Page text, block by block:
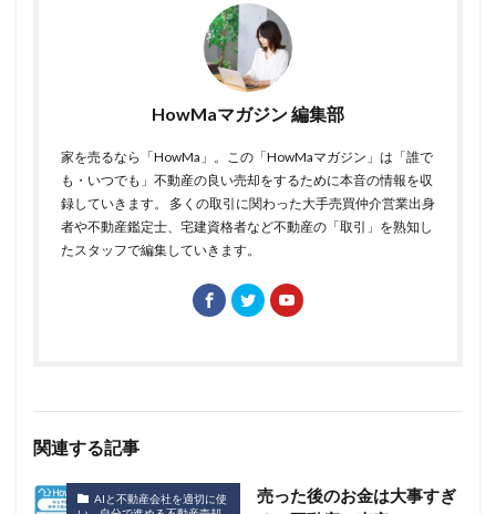
HowMaマガジン 編集部
家を売るなら「HowMa」。この「HowMaマガジン」は「誰で
も・いつでも」不動産の良い売却をするために本音の情報を収
録していきます。 多くの取引に関わった大手売買仲介営業出身
者や不動産鑑定士、宅建資格者など不動産の「取引」を熟知し
たスタッフで編集していきます。
関連する記事
AIと不動産会社を適切に使
売った後のお金は大事すぎ